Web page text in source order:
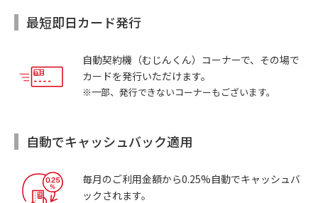
最短即日カード発行
自動契約機（むじんくん）コーナーで、その場で
カードを発行いただけます。
※一部、発行できないコーナーもございます。
自動でキャッシュバック適用
毎月のご利用金額から0.25%自動でキャッシュバ
ックされます。